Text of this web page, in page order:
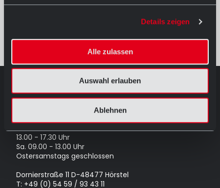
Details zeigen
Alle zulassen
Auswahl erlauben
Ablehnen
AUSSTELLUNG IN HÖRSTEL
13.00 - 17.30 Uhr
Sa. 09.00 - 13.00 Uhr
Ostersamstags geschlossen
Dornierstraße 11 D-48477 Hörstel
T: +49 (0) 54 59 / 93 43 11